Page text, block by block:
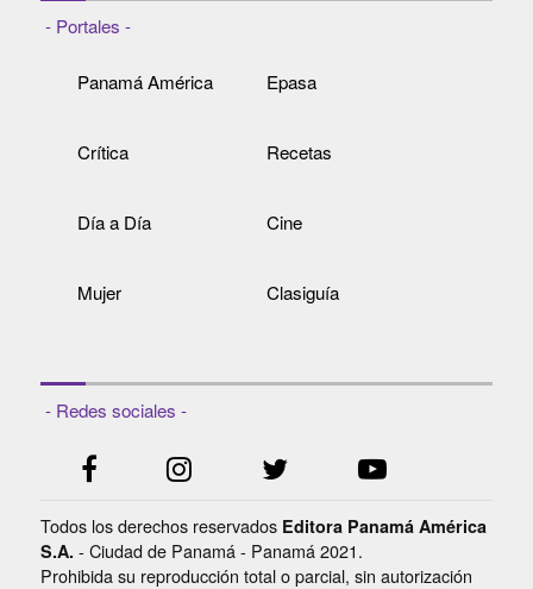
- Portales -
Panamá América Epasa
Crítica Recetas
Día a Día Cine
Mujer Clasiguía
- Redes sociales -
Todos los derechos reservados Editora Panamá América
S.A. - Ciudad de Panamá - Panamá 2021.
Prohibida su reproducción total o parcial, sin autorización